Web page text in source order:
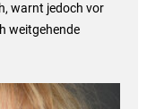
warnt jedoch vor
weitgehende